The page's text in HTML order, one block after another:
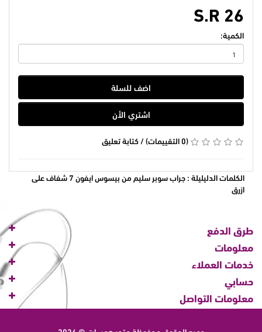
S.R 26
الكمية:
اضف للسلة
اشتري الأن
(0 التقييمات) /كتابة تعليق
الكلمات الدليليلة :
جراب سوبر سليم من بيسوس ايفون 7 شفاف على
ازرق
طرق الدفع
معلومات
خدمات العملاء
حسابي
معلومات التواصل